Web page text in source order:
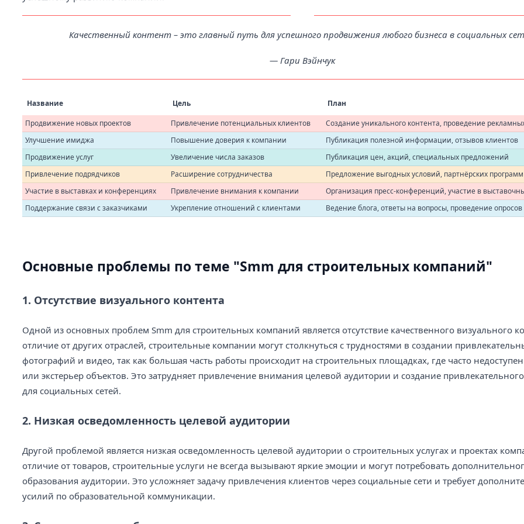
Качественный контент – это главный путь для успешного продвижения любого бизнеса в социальных
— Гари Вэйнчук
Название Цель
План
Продвижение новых проектов
Привлечение потенциальных клиентов
Создание уникального контента, проведение
Улучшение имиджа
Повышение доверия к компании
Публикация полезной информации, отзывов клиентов
Продвижение услуг
Увеличение числа заказов
Публикация цен, акций, специальных предложений
Привлечение подрядчиков
Расширение сотрудничества
Предложение выгодных условий, партнёрских программ
Участие в выставках и конференциях
Привлечение внимания к компании
Организация пресс-конференций, участие в
Поддержание связи с заказчиками
Укрепление отношений с клиентами Ведение блога, ответы на вопросы, проведение опросов
Основные проблемы по теме "Smm для строительных компаний"
1. Отсутствие визуального контента
Одной из основных проблем Smm для строительных компаний является отсутствие качественного визуального
отличие от других отраслей, строительные компании могут столкнуться с трудностями в создании
фотографий и видео, так как большая часть работы происходит на строительных площадках, где часто
или экстерьер объектов. Это затрудняет привлечение внимания целевой аудитории и создание
для социальных сетей.
2. Низкая осведомленность целевой аудитории
Другой проблемой является низкая осведомленность целевой аудитории о строительных услугах и проектах
отличие от товаров, строительные услуги не всегда вызывают яркие эмоции и могут потребовать
образования аудитории. Это усложняет задачу привлечения клиентов через социальные сети и требует
усилий по образовательной коммуникации.